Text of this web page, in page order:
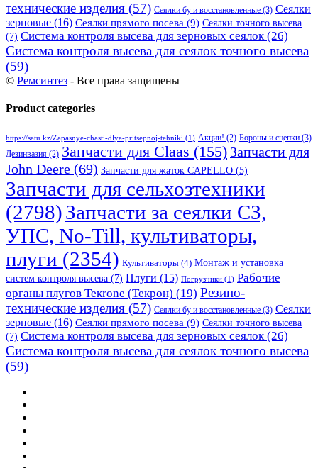
технические изделия (57) Сеялки бу и восстановленные (3) Сеялки
зерновые (16) Сеялки прямого посева (9) Сеялки точного высева
(7) Система контроля высева для зерновых сеялок(26)
Система контроля высева для сеялок точного высева
(59)
© Ремсинтез - Все права защищены
Product categories
https://satu.kz/Zapasnye-chasti-dlya-pritsepnoj-tehniki (1) Акции! (2) Бороны и сцепки (3)
Дезинвазия (2) Запчасти для Claas (155) Запчасти для
John Deere (69) Запчасти для жаток CAPELLO (5)
Запчасти для сельхозтехники
(2798)Запчасти за сеялки СЗ,
УПС, No-Till, культиваторы,
плуги (2354) Культиваторы (4) Монтаж и установка
систем контроля высева (7) Плуги (15) Погрузчики (1) Рабочие
органы плугов Текrоne (Текрон) (19) Резино-
технические изделия (57) Сеялки бу и восстановленные (3) Сеялки
зерновые (16) Сеялки прямого посева (9) Сеялки точного высева
(7) Система контроля высева для зерновых сеялок (26)
Система контроля высева для сеялок точного высева
(59)